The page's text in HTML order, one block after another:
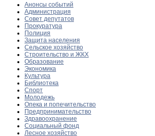
Анонсы событий
Администрация
Совет депутатов
Прокуратура
Полиция
Защита населения
Сельское хозяйство
Строительство и ЖКХ
Образование
Экономика
Культура
Библиотека
Спорт
Молодежь
Опека и попечительство
Предпринимательство
Здравоохранение
Социальный фонд
Лесное хозяйство